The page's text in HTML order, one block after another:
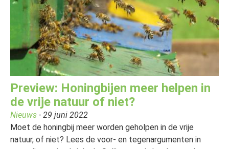
Preview: Honingbijen meer helpen in
de vrije natuur of niet?
Nieuws - 29 juni 2022
Moet de honingbij meer worden geholpen in de vrije
natuur, of niet? Lees de voor- en tegenargumenten in